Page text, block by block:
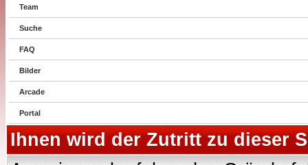
Team
Suche
FAQ
Bilder
Arcade
Portal
Ihnen wird der Zutritt zu dieser